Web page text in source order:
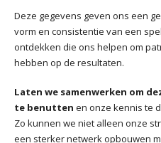
Deze gegevens geven ons een
vorm en consistentie van een
ontdekken die ons helpen om
hebben op de resultaten.
Laten we samenwerken om
te benutten en onze kennis te
Zo kunnen we niet alleen onze
een sterker netwerk opbouwen